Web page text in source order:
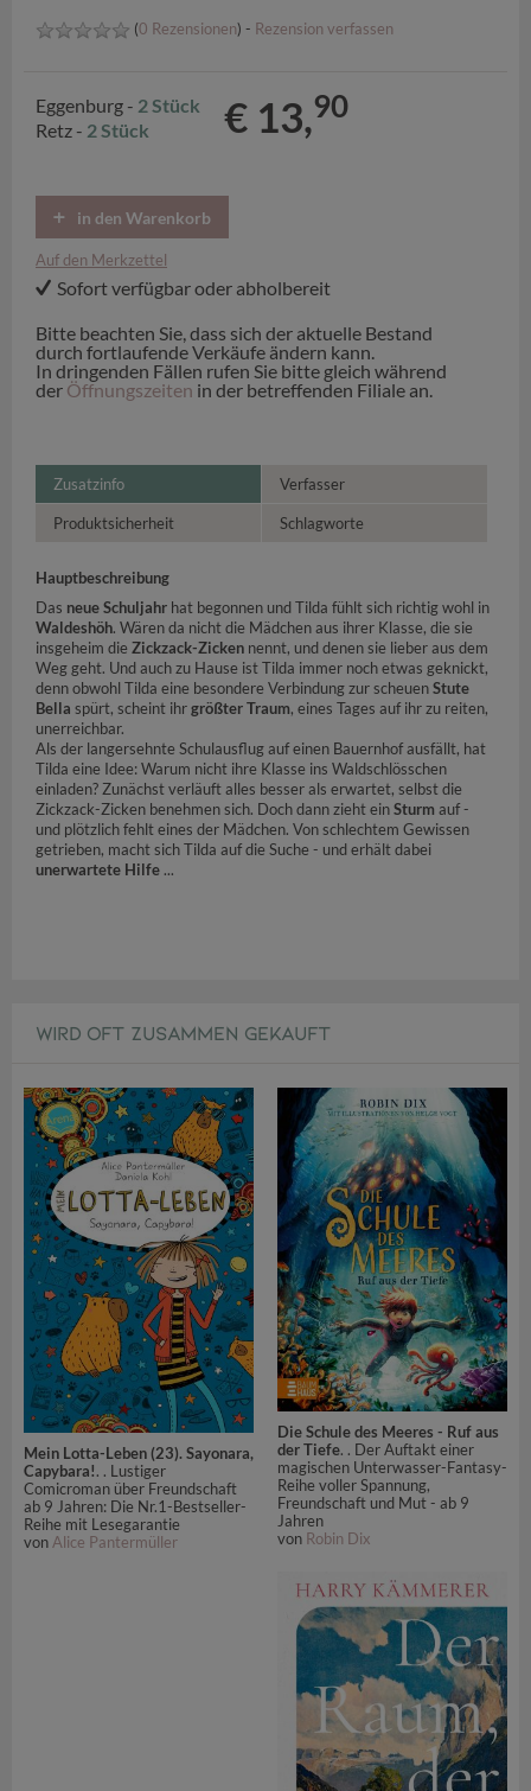
(0 Rezensionen) - Rezension verfassen
Eggenburg - 2 Stück
Retz - 2 Stück € 13,90
in den Warenkorb
Auf den Merkzettel
Sofort verfügbar oder abholbereit
Bitte beachten Sie, dass sich der aktuelle Bestand
durch fortlaufende Verkäufe ändern kann.
In dringenden Fällen rufen Sie bitte gleich während
der Öffnungszeiten in der betreffenden Filiale an.
Zusatzinfo Verfasser
Produktsicherheit Schlagworte
Hauptbeschreibung
Das neue Schuljahr hat begonnen und Tilda fühlt sich richtig wohl in
Waldeshöh. Wären da nicht die Mädchen aus ihrer Klasse, die sie
insgeheim die Zickzack-Zicken nennt, und denen sie lieber aus dem
Weg geht. Und auch zu Hause ist Tilda immer noch etwas geknickt,
denn obwohl Tilda eine besondere Verbindung zur scheuenStute
Bella spürt, scheint ihrgrößter Traum, eines Tages auf ihr zu reiten,
unerreichbar.
Als der langersehnte Schulausflug auf einen Bauernhof ausfällt, hat
Tilda eine Idee: Warum nicht ihre Klasse ins Waldschlösschen
einladen? Zunächst verläuft alles besser als erwartet, selbst die
Zickzack-Zicken benehmen sich. Doch dann zieht einSturm auf -
und plötzlich fehlt eines der Mädchen. Von schlechtem Gewissen
getrieben, macht sich Tilda auf die Suche - und erhält dabei
unerwartete Hilfe ...
WIRD OFT ZUSAMMEN GEKAUFT
Mein Lotta-Leben (23). Sayonara,
Capybara!. . Lustiger
Comicroman über Freundschaft
ab 9 Jahren: Die Nr.1-Bestseller-
Reihe mit Lesegarantie
von Alice Pantermüller
Die Schule des Meeres - Ruf aus
der Tiefe. . Der Auftakt einer
magischen Unterwasser-Fantasy-
Reihe voller Spannung,
Freundschaft und Mut - ab 9
Jahren
von Robin Dix